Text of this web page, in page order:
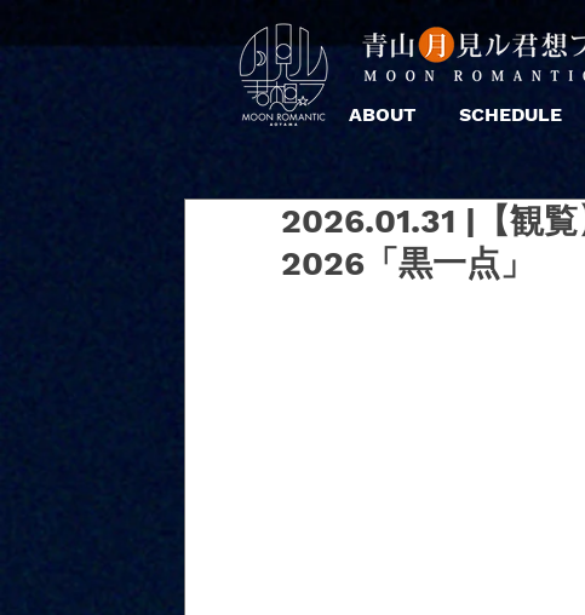
ABOUT SCHEDULE
2026.01.31 |【観
2026「黒一点」